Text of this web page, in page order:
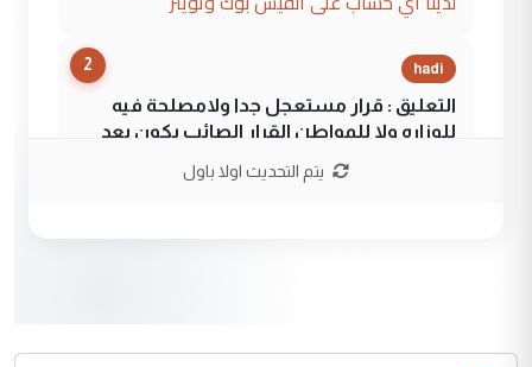
2 hadi
التعليق : قرار مستعجل جدا ولامصلحة فيه
للوزاره ولا للمواطن القرار الصائب يكون بعد
جنسية الرافد الثالث للعراق ومن اصول عريقة
يتم التحديث اولا باول